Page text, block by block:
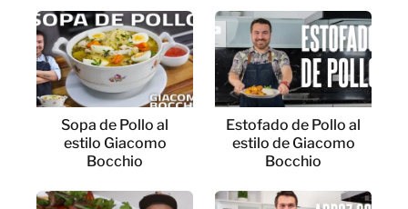
Sopa de Pollo al
estilo Giacomo
Bocchio
Estofado de Pollo al
estilo de Giacomo
Bocchio